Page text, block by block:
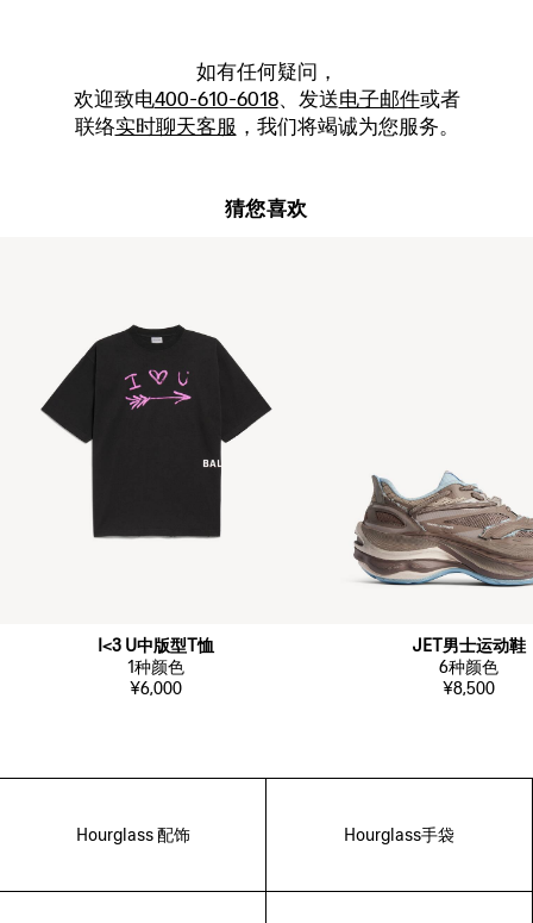
如有任何疑问，
欢迎致电400-610-6018、发送电子邮件或者
联络实时聊天客服 ，我们将竭诚为您服务。
猜您喜欢
I<3 U中版型T恤
1种颜色
¥6,000
JET男士运动鞋
6种颜色
¥8,500
Hourglass 配饰 Hourglass手袋